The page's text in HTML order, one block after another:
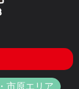
市原エリア